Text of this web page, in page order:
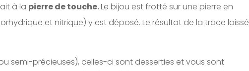
à la pierre de touche.Le bijou est frotté sur une pierre en
et nitrique) y est déposé. Le résultat de la trace laissé
semi-précieuses), celles-ci sont desserties et vous sont